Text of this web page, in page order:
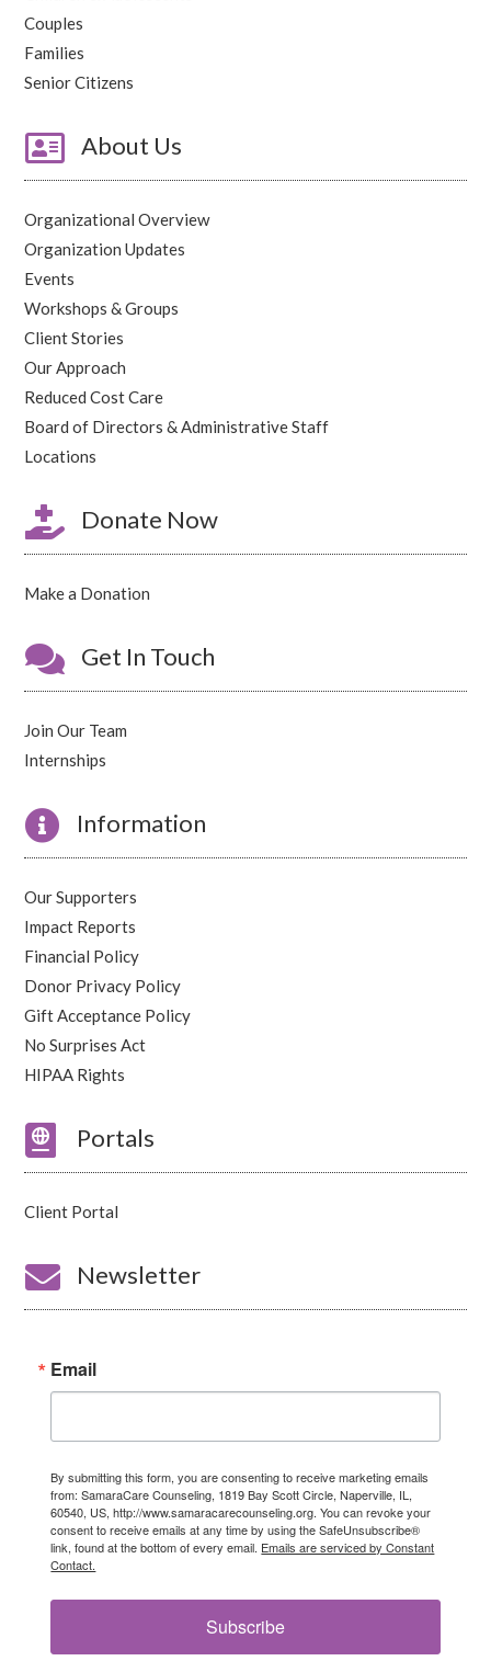
Couples
Families
Senior Citizens
 About Us
Organizational Overview
Organization Updates
Events
Workshops & Groups
Client Stories
Our Approach
Reduced Cost Care
Board of Directors & Administrative Staff
Locations
 Donate Now
Make a Donation
 Get In Touch
Join Our Team
Internships
 Information
Our Supporters
Impact Reports
Financial Policy
Donor Privacy Policy
Gift Acceptance Policy
No Surprises Act
HIPAA Rights
 Portals
Client Portal
 Newsletter
Email
By submitting this form, you are consenting to receive marketing emails
from: SamaraCare Counseling, 1819 Bay Scott Circle, Naperville, IL,
60540, US, http://www.samaracarecounseling.org. You can revoke your
consent to receive emails at any time by using the SafeUnsubscribe®
link, found at the bottom of every email. Emails are serviced by Constant
Contact.
Subscribe